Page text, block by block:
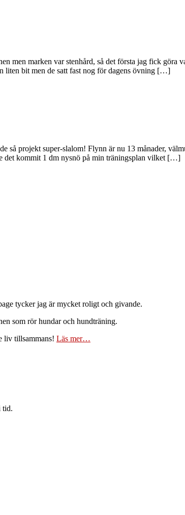
men marken var stenhård, så det första jag fick göra
liten bit men de satt fast nog för dagens övning […]
så projekt super-slalom! Flynn är nu 13 månader,
det kommit 1 dm nysnö på min träningsplan vilket […]
tycker jag är mycket roligt och givande.
som rör hundar och hundträning.
liv tillsammans! Läs mer…
tid.